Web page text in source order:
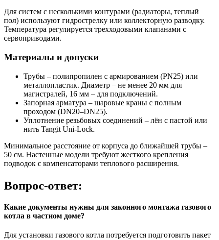
Для систем с несколькими контурами (радиаторы, теплый
пол) используют гидрострелку или коллекторную разводку.
Температура регулируется трехходовыми клапанами с
сервоприводами.
Материалы и допуски
Трубы – полипропилен с армированием (PN25) или
металлопластик. Диаметр – не менее 20 мм для
магистралей, 16 мм – для подключений.
Запорная арматура – шаровые краны с полным
проходом (DN20–DN25).
Уплотнение резьбовых соединений – лён с пастой или
нить Tangit Uni-Lock.
Минимальное расстояние от корпуса до ближайшей трубы –
50 см. Настенные модели требуют жесткого крепления
подводок с компенсаторами теплового расширения.
Вопрос-ответ:
Какие документы нужны для законного монтажа газового
котла в частном доме?
Для установки газового котла потребуется подготовить пакет